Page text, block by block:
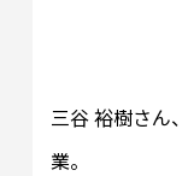
三谷 裕樹さん
業。